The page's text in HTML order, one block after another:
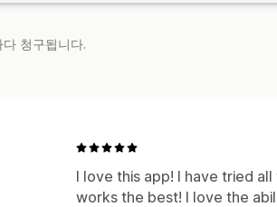
청구됩니다.
I love this app! I have tried
works the best! I love the